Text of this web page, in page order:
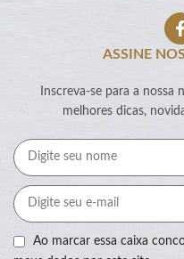
ASSINE
Inscreva-se para a
melhores dicas,
Ao marcar essa caixa